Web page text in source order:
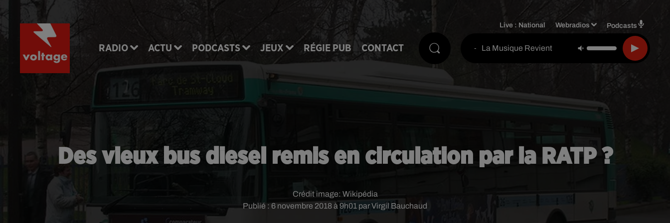
RADIO ACTU PODCASTS JEUX RÉGIE PUB CONTACT
Live : National Webradios Podcasts
- La Musique Revient
Des vieux bus diesel remis en circulation par la RATP ?
Publié : 6 novembre 2018 à 9h01 par Virgil Bauchaud
Crédit image: Wikipédia